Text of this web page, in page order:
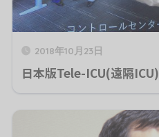
2018年10月23日
日本版Tele-ICU(遠隔